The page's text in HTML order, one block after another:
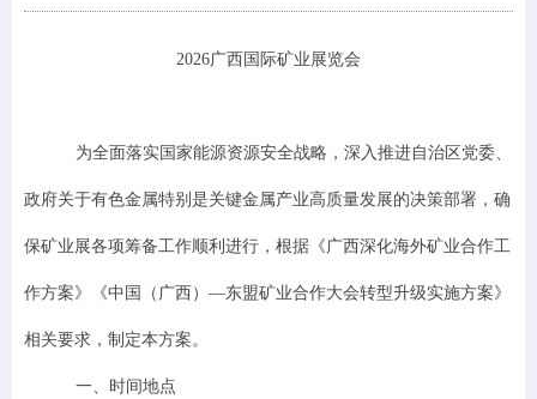
2026广西国际矿业展览会
为全面落实国家能源资源安全战略，深入推进自治区党委、
政府关于有色金属特别是关键金属产业高质量发展的决策部署， 确
保矿业展各项筹备工作顺利 进行 ， 根据《广西深化海外矿业合作工
作方案》《中国（广西） —东盟矿业合作大会转型升级实施方案》
相关要求， 制定本方案。
一、 时间地点